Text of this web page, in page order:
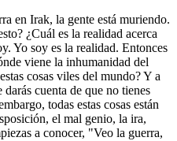
en Irak, la gente está muriendo.
¿Cuál es la realidad acerca
Yo soy es la realidad. Entonces
viene la inhumanidad del
cosas viles del mundo? Y a
cuenta de que no tienes
todas estas cosas están
el mal genio, la ira,
a conocer, "Veo la guerra,